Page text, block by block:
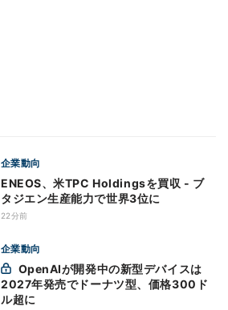
企業動向
ENEOS、米TPC Holdingsを買収 - ブ
タジエン生産能力で世界3位に
22分前
企業動向
2027年発売でドーナツ型、価格300ド
ル超に